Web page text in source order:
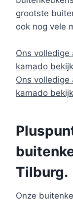
grootste
ook nog vele
Ons
kamado
Ons
kamado
Tilburg.
Onze